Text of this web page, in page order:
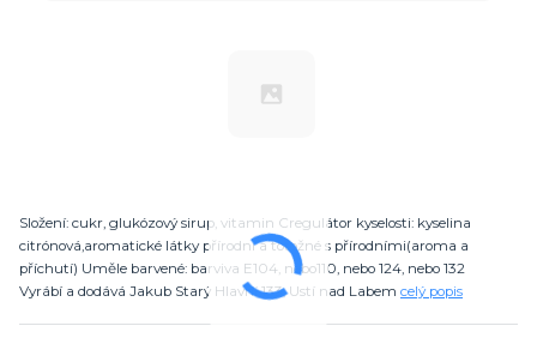
Složení: cukr, glukózový sirup, vitamin Cregulátor kyselosti: kyselina
citrónová,aromatické látky přírodní a totožné s přírodními(aroma a
příchutí) Uměle barvené: barviva E104, nebo110, nebo 124, nebo 132
Vyrábí a dodává Jakub Starý Hlavní 133, Ustí nad Labem celý popis